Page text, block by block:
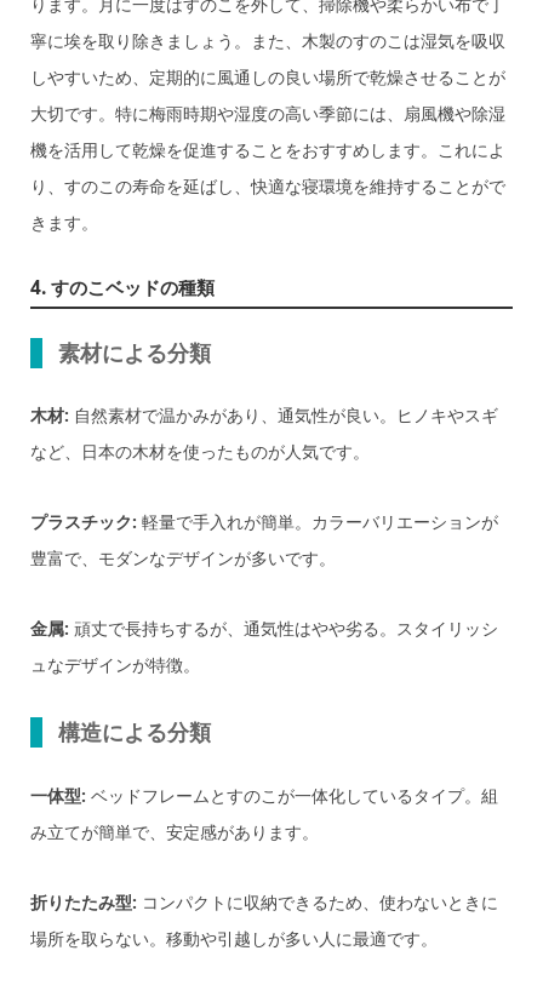
寧に埃を取り除きましょう。また、木製のすのこは湿気を吸収
しやすいため、定期的に風通しの良い場所で乾燥させることが
大切です。特に梅雨時期や湿度の高い季節には、扇風機や除湿
機を活用して乾燥を促進することをおすすめします。これによ
り、すのこの寿命を延ばし、快適な寝環境を維持することがで
きます。
4. すのこベッドの種類
素材による分類
木材: 自然素材で温かみがあり、通気性が良い。ヒノキやスギ
など、日本の木材を使ったものが人気です。
プラスチック: 軽量で手入れが簡単。カラーバリエーションが
豊富で、モダンなデザインが多いです。
金属: 頑丈で長持ちするが、通気性はやや劣る。スタイリッシ
ュなデザインが特徴。
構造による分類
一体型: ベッドフレームとすのこが一体化しているタイプ。組
み立てが簡単で、安定感があります。
折りたたみ型: コンパクトに収納できるため、使わないときに
場所を取らない。移動や引越しが多い人に最適です。